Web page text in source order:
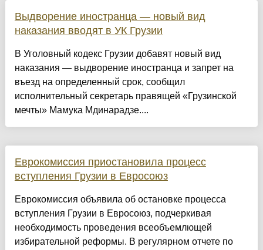
Выдворение иностранца — новый вид
наказания вводят в УК Грузии
В Уголовный кодекс Грузии добавят новый вид
наказания — выдворение иностранца и запрет на
въезд на определенный срок, сообщил
исполнительный секретарь правящей «Грузинской
мечты» Мамука Мдинарадзе....
Еврокомиссия приостановила процесс
вступления Грузии в Евросоюз
Еврокомиссия объявила об остановке процесса
вступления Грузии в Евросоюз, подчеркивая
необходимость проведения всеобъемлющей
избирательной реформы. В регулярном отчете по